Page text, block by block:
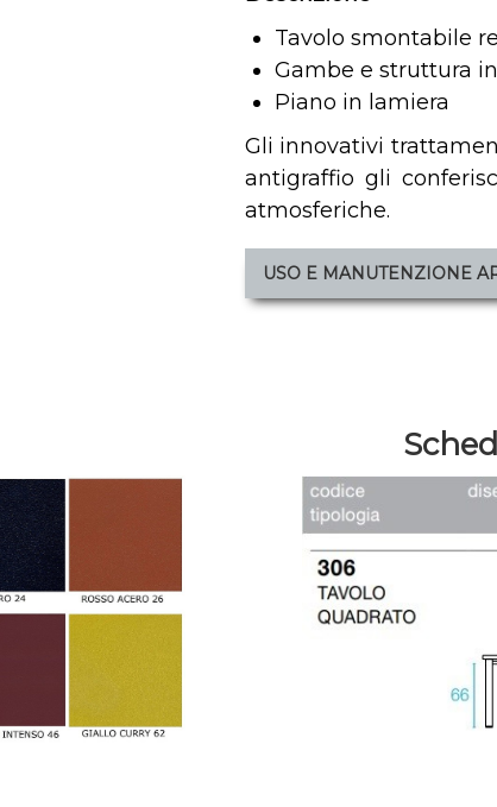
Tavolo smontabile
Gambe e struttura
Piano in lamiera
Gli innovativi
antigraffio gli
atmosferiche.
USO E MANUTENZIONE